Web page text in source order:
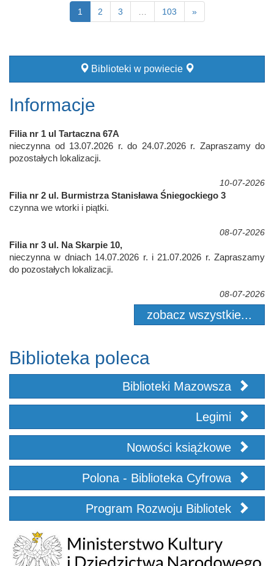
1 2 3 103 »
Biblioteki w powiecie
Informacje
Filia nr 1 ul Tartaczna 67A
nieczynna od 13.07.2026 r. do 24.07.2026 r. Zapraszamy do
pozostałych lokalizacji.
10-07-2026
Filia nr 2 ul. Burmistrza Stanisława Śniegockiego 3
czynna we wtorki i piątki.
08-07-2026
Filia nr 3 ul. Na Skarpie 10,
nieczynna w dniach 14.07.2026 r. i 21.07.2026 r. Zapraszamy
do pozostałych lokalizacji.
08-07-2026
zobacz wszystkie...
Biblioteka poleca
Biblioteki Mazowsza
Legimi
Nowości książkowe
Polona - Biblioteka Cyfrowa
Program Rozwoju Bibliotek